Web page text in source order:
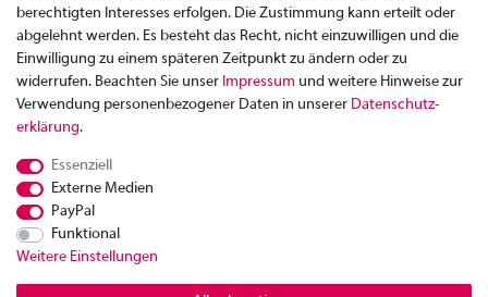
Zahlung
Rücksendung
Datenschutzerklärung
AGB
berechtigten Interesses erfolgen. Die Zustimmung kann erteilt oder
abgelehnt werden. Es besteht das Recht, nicht einzuwilligen und die
Einwilligung zu einem späteren Zeitpunkt zu ändern oder zu
widerrufen. Beachten Sie unser Impressum und weitere Hinweise zur
Verwendung personenbezogener Daten in unserer Daten­schutz­
erklärung.
Essenziell
Externe Medien
PayPal
Funktional
Weitere Einstellungen